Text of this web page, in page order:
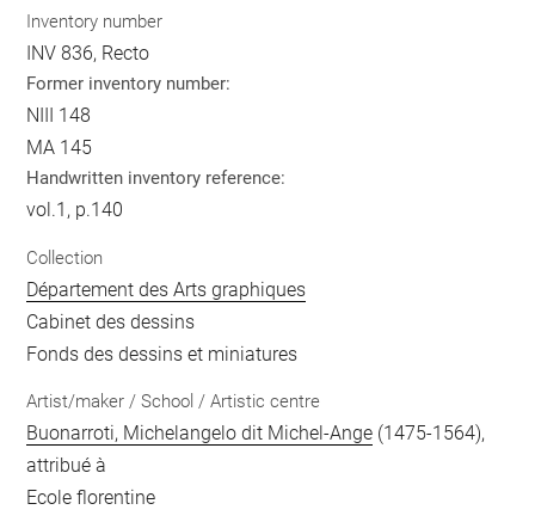
Inventory number
INV 836, Recto
Former inventory number:
NIII 148
MA 145
Handwritten inventory reference:
vol.1, p.140
Collection
Département des Arts graphiques
Cabinet des dessins
Fonds des dessins et miniatures
Artist/maker / School / Artistic centre
Buonarroti, Michelangelo dit Michel-Ange (1475-1564),
attribué à
Ecole florentine